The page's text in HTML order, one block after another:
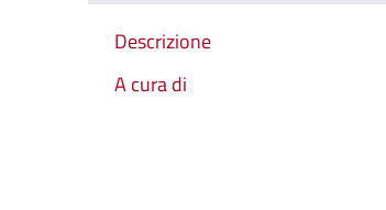
Descrizione
A cura di